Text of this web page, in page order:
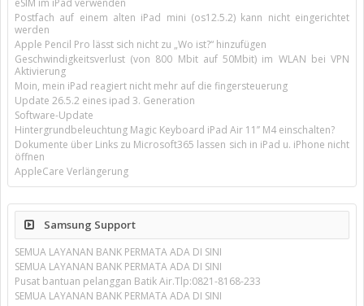
eSIM im iPad verwenden
Postfach auf einem alten iPad mini (os12.5.2) kann nicht eingerichtet
werden
Apple Pencil Pro lässt sich nicht zu „Wo ist?“ hinzufügen
Geschwindigkeitsverlust (von 800 Mbit auf 50Mbit) im WLAN bei VPN
Aktivierung
Moin, mein iPad reagiert nicht mehr auf die fingersteuerung
Update 26.5.2 eines ipad 3. Generation
Software-Update
Hintergrundbeleuchtung Magic Keyboard iPad Air 11’’ M4 einschalten?
Dokumente über Links zu Microsoft365 lassen sich in iPad u. iPhone nicht
öffnen
AppleCare Verlängerung
Samsung Support
SEMUA LAYANAN BANK PERMATA ADA DI SINI
SEMUA LAYANAN BANK PERMATA ADA DI SINI
Pusat bantuan pelanggan Batik Air.Tlp:0821-8168-233
SEMUA LAYANAN BANK PERMATA ADA DI SINI